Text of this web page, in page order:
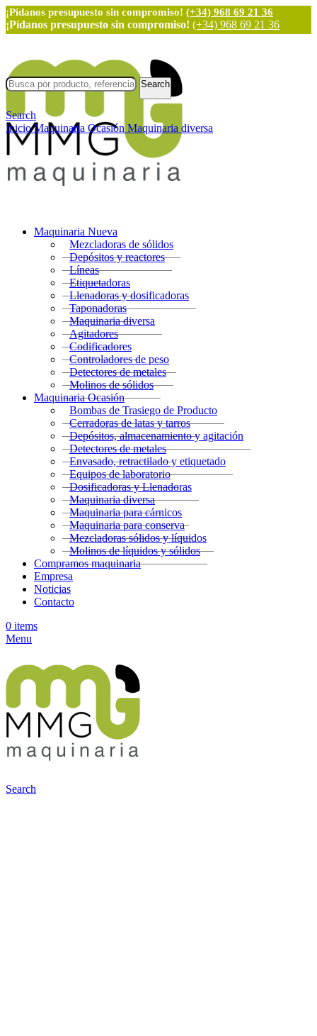
¡Pídanos presupuesto sin compromiso! (+34) 968 69 21 36
¡Pídanos presupuesto sin compromiso! (+34) 968 69 21 36
Maquinaria Nueva
Mezcladoras de sólidos
Depósitos y reactores
Líneas
Etiquetadoras
Llenadoras y dosificadoras
Taponadoras
Maquinaria diversa
Agitadores
Codificadores
Controladores de peso
Detectores de metales
Molinos de sólidos
Maquinaria Ocasión
Bombas de Trasiego de Producto
Cerradoras de latas y tarros
Depósitos, almacenamiento y agitación
Detectores de metales
Envasado, retractilado y etiquetado
Equipos de laboratorio
Dosificadoras y Llenadoras
Maquinaria diversa
Maquinaria para cárnicos
Maquinaria para conserva
Mezcladoras sólidos y líquidos
Molinos de líquidos y sólidos
Compramos maquinaria
Empresa
Noticias
Contacto
0 items
Menu
Search
Search
Search
InicioMaquinaria Ocasión Maquinaria diversa